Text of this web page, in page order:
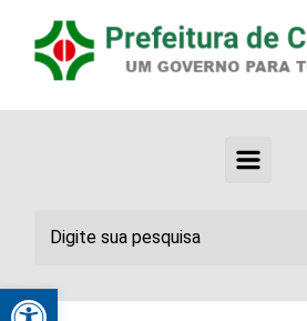
Abrir a barra de